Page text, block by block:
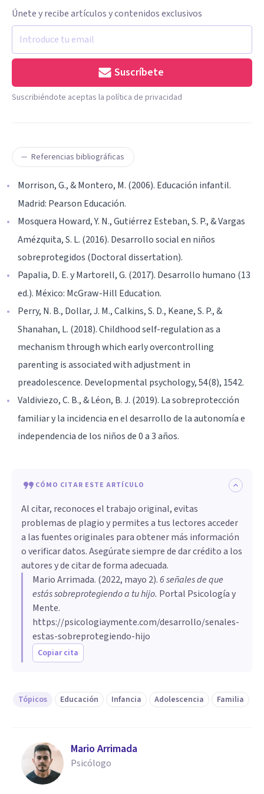
Únete y recibe artículos y contenidos exclusivos
Suscríbete
Suscribiéndote aceptas la política de privacidad
Referencias bibliográficas
Morrison, G., & Montero, M. (2006). Educación infantil.
Madrid: Pearson Educación.
Mosquera Howard, Y. N., Gutiérrez Esteban, S. P., & Vargas
Amézquita, S. L. (2016). Desarrollo social en niños
sobreprotegidos (Doctoral dissertation).
Papalia, D. E. y Martorell, G. (2017). Desarrollo humano (13
ed.). México: McGraw-Hill Education.
Perry, N. B., Dollar, J. M., Calkins, S. D., Keane, S. P., &
Shanahan, L. (2018). Childhood self-regulation as a
mechanism through which early overcontrolling
parenting is associated with adjustment in
preadolescence. Developmental psychology, 54(8), 1542.
Valdiviezo, C. B., & Léon, B. J. (2019). La sobreprotección
familiar y la incidencia en el desarrollo de la autonomía e
independencia de los niños de 0 a 3 años.
CÓMO CITAR ESTE ARTÍCULO
Al citar, reconoces el trabajo original, evitas
problemas de plagio y permites a tus lectores acceder
a las fuentes originales para obtener más información
o verificar datos. Asegúrate siempre de dar crédito a los
autores y de citar de forma adecuada.
Mario Arrimada. (2022, mayo 2).6 señales de que
estás sobreprotegiendo a tu hijo. Portal Psicología y
Mente.
https://psicologiaymente.com/desarrollo/senales-
estas-sobreprotegiendo-hijo
Copiar cita
Tópicos Educación Infancia Adolescencia Familia
Mario Arrimada
Psicólogo